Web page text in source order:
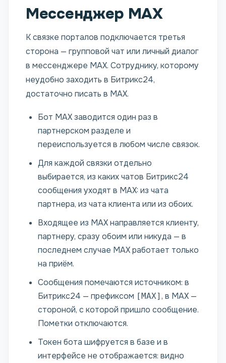
Мессенджер MAX
К связке порталов подключается третья
сторона — групповой чат или личный диалог
в мессенджере MAX. Сотруднику, которому
неудобно заходить в Битрикс24,
достаточно писать в MAX.
Бот MAX заводится один раз в
партнерском разделе и
переиспользуется в любом числе связок.
Для каждой связки отдельно
выбирается, из каких чатов Битрикс24
сообщения уходят в MAX: из чата
партнера, из чата клиента или из обоих.
Входящее из MAX направляется клиенту,
партнеру, сразу обоим или никуда — в
последнем случае MAX работает только
на приём.
Сообщения помечаются источником: в
Битрикс24 — префиксом [MAX] , в MAX —
стороной, с которой пришло сообщение.
Пометки отключаются.
Токен бота шифруется в базе и в
интерфейсе не отображается: видно